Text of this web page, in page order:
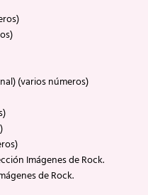
(varios números)
Imágenes de Rock.
de Rock.